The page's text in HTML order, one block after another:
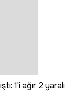
1'i ağır 2 yaralı